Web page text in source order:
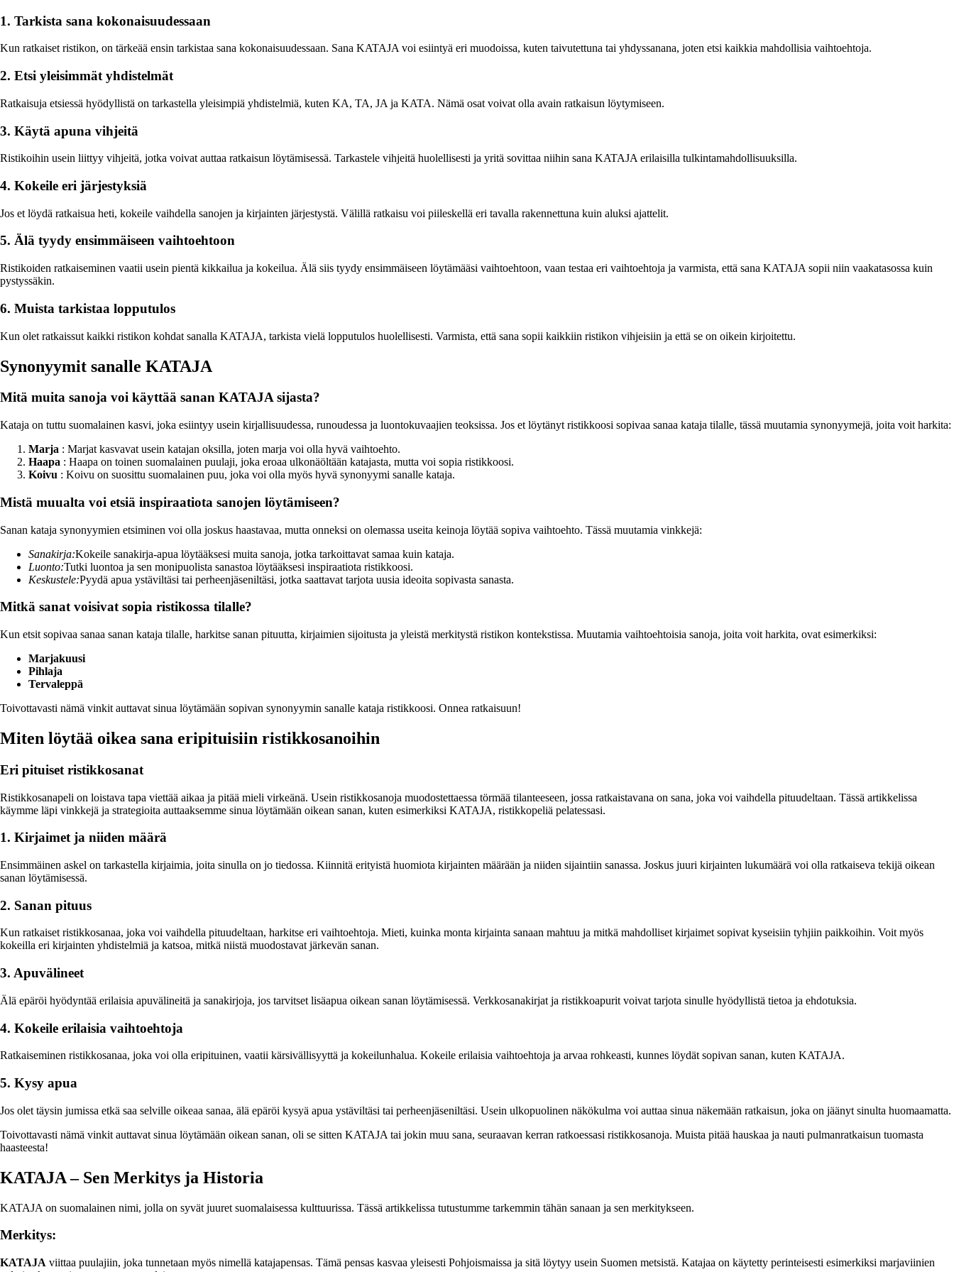
1. Tarkista sana kokonaisuudessaan
Kun ratkaiset ristikon, on tärkeää ensin tarkistaa sana kokonaisuudessaan. Sana KATAJA voi esiintyä eri muodoissa, kuten taivutettuna tai yhdyssanana, joten etsi kaikkia mahdollisia vaihtoehtoja.
2. Etsi yleisimmät yhdistelmät
Ratkaisuja etsiessä hyödyllistä on tarkastella yleisimpiä yhdistelmiä, kuten KA, TA, JA ja KATA. Nämä osat voivat olla avain ratkaisun löytymiseen.
3. Käytä apuna vihjeitä
Ristikoihin usein liittyy vihjeitä, jotka voivat auttaa ratkaisun löytämisessä. Tarkastele vihjeitä huolellisesti ja yritä sovittaa niihin sana KATAJA erilaisilla tulkintamahdollisuuksilla.
4. Kokeile eri järjestyksiä
Jos et löydä ratkaisua heti, kokeile vaihdella sanojen ja kirjainten järjestystä. Välillä ratkaisu voi piileskellä eri tavalla rakennettuna kuin aluksi ajattelit.
5. Älä tyydy ensimmäiseen vaihtoehtoon
Ristikoiden ratkaiseminen vaatii usein pientä kikkailua ja kokeilua. Älä siis tyydy ensimmäiseen löytämääsi vaihtoehtoon, vaan testaa eri vaihtoehtoja ja varmista, että sana KATAJA sopii niin vaakatasossa kuin
pystyssäkin.
6. Muista tarkistaa lopputulos
Kun olet ratkaissut kaikki ristikon kohdat sanalla KATAJA, tarkista vielä lopputulos huolellisesti. Varmista, että sana sopii kaikkiin ristikon vihjeisiin ja että se on oikein kirjoitettu.
Synonyymit sanalle KATAJA
Mitä muita sanoja voi käyttää sanan KATAJA sijasta?
Kataja on tuttu suomalainen kasvi, joka esiintyy usein kirjallisuudessa, runoudessa ja luontokuvaajien teoksissa. Jos et löytänyt ristikkoosi sopivaa sanaa kataja tilalle, tässä muutamia synonyymejä, joita voit harkita:
Marja : Marjat kasvavat usein katajan oksilla, joten marja voi olla hyvä vaihtoehto.
Haapa : Haapa on toinen suomalainen puulaji, joka eroaa ulkonäöltään katajasta, mutta voi sopia ristikkoosi.
Koivu : Koivu on suosittu suomalainen puu, joka voi olla myös hyvä synonyymi sanalle kataja.
Mistä muualta voi etsiä inspiraatiota sanojen löytämiseen?
Sanan kataja synonyymien etsiminen voi olla joskus haastavaa, mutta onneksi on olemassa useita keinoja löytää sopiva vaihtoehto. Tässä muutamia vinkkejä:
Sanakirja:Kokeile sanakirja-apua löytääksesi muita sanoja, jotka tarkoittavat samaa kuin kataja.
Luonto:Tutki luontoa ja sen monipuolista sanastoa löytääksesi inspiraatiota ristikkoosi.
Keskustele:Pyydä apua ystäviltäsi tai perheenjäseniltäsi, jotka saattavat tarjota uusia ideoita sopivasta sanasta.
Mitkä sanat voisivat sopia ristikossa tilalle?
Kun etsit sopivaa sanaa sanan kataja tilalle, harkitse sanan pituutta, kirjaimien sijoitusta ja yleistä merkitystä ristikon kontekstissa. Muutamia vaihtoehtoisia sanoja, joita voit harkita, ovat esimerkiksi:
Marjakuusi
Pihlaja
Tervaleppä
Toivottavasti nämä vinkit auttavat sinua löytämään sopivan synonyymin sanalle kataja ristikkoosi. Onnea ratkaisuun!
Miten löytää oikea sana eripituisiin ristikkosanoihin
Eri pituiset ristikkosanat
Ristikkosanapeli on loistava tapa viettää aikaa ja pitää mieli virkeänä. Usein ristikkosanoja muodostettaessa törmää tilanteeseen, jossa ratkaistavana on sana, joka voi vaihdella pituudeltaan. Tässä artikkelissa
käymme läpi vinkkejä ja strategioita auttaaksemme sinua löytämään oikean sanan, kuten esimerkiksi KATAJA, ristikkopeliä pelatessasi.
1. Kirjaimet ja niiden määrä
Ensimmäinen askel on tarkastella kirjaimia, joita sinulla on jo tiedossa. Kiinnitä erityistä huomiota kirjainten määrään ja niiden sijaintiin sanassa. Joskus juuri kirjainten lukumäärä voi olla ratkaiseva tekijä oikean
sanan löytämisessä.
2. Sanan pituus
Kun ratkaiset ristikkosanaa, joka voi vaihdella pituudeltaan, harkitse eri vaihtoehtoja. Mieti, kuinka monta kirjainta sanaan mahtuu ja mitkä mahdolliset kirjaimet sopivat kyseisiin tyhjiin paikkoihin. Voit myös
kokeilla eri kirjainten yhdistelmiä ja katsoa, mitkä niistä muodostavat järkevän sanan.
3. Apuvälineet
Älä epäröi hyödyntää erilaisia apuvälineitä ja sanakirjoja, jos tarvitset lisäapua oikean sanan löytämisessä. Verkkosanakirjat ja ristikkoapurit voivat tarjota sinulle hyödyllistä tietoa ja ehdotuksia.
4. Kokeile erilaisia vaihtoehtoja
Ratkaiseminen ristikkosanaa, joka voi olla eripituinen, vaatii kärsivällisyyttä ja kokeilunhalua. Kokeile erilaisia vaihtoehtoja ja arvaa rohkeasti, kunnes löydät sopivan sanan, kuten KATAJA.
5. Kysy apua
Jos olet täysin jumissa etkä saa selville oikeaa sanaa, älä epäröi kysyä apua ystäviltäsi tai perheenjäseniltäsi. Usein ulkopuolinen näkökulma voi auttaa sinua näkemään ratkaisun, joka on jäänyt sinulta huomaamatta.
Toivottavasti nämä vinkit auttavat sinua löytämään oikean sanan, oli se sitten KATAJA tai jokin muu sana, seuraavan kerran ratkoessasi ristikkosanoja. Muista pitää hauskaa ja nauti pulmanratkaisun tuomasta
haasteesta!
KATAJA – Sen Merkitys ja Historia
KATAJA on suomalainen nimi, jolla on syvät juuret suomalaisessa kulttuurissa. Tässä artikkelissa tutustumme tarkemmin tähän sanaan ja sen merkitykseen.
Merkitys:
KATAJA viittaa puulajiin, joka tunnetaan myös nimellä katajapensas. Tämä pensas kasvaa yleisesti Pohjoismaissa ja sitä löytyy usein Suomen metsistä. Katajaa on käytetty perinteisesti esimerkiksi marjaviinien